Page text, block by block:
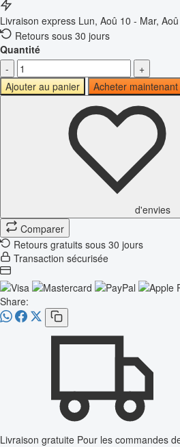
Livraison express Lun, Aoû 10 - Mar, Aoû
Retours sous 30 jours
Quantité
-
+
Ajouter au panier
Acheter maintenant
d'envies
Comparer
Retours gratuits sous 30 jours
Transaction sécurisée
Share:
Livraison gratuite Pour les commandes